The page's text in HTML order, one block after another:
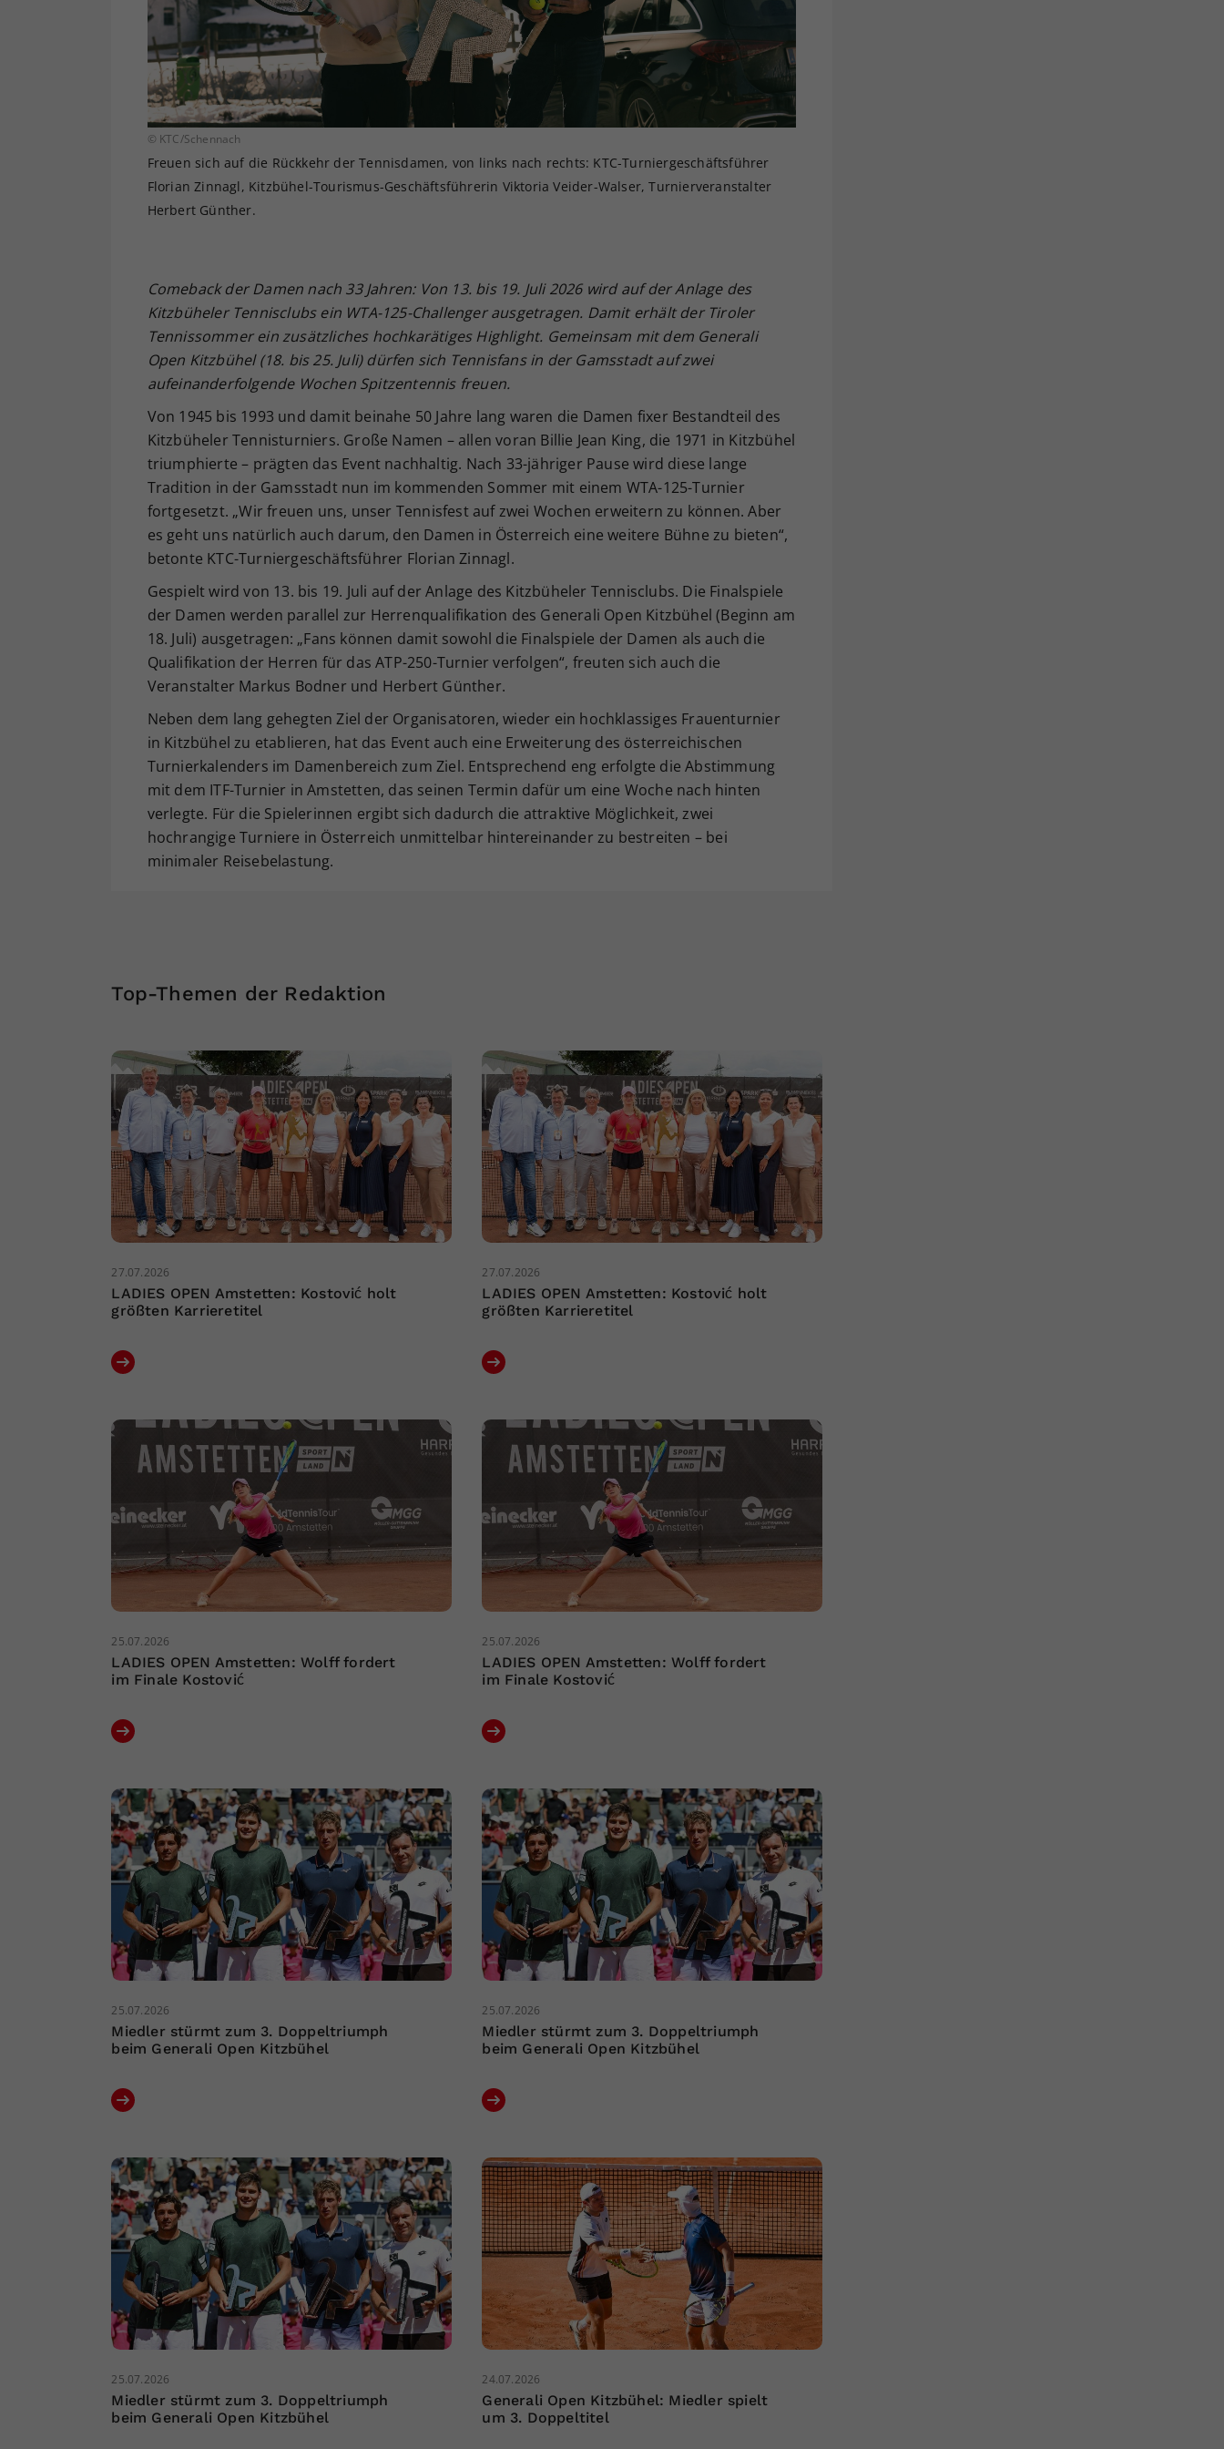
© KTC/Schennach
Freuen sich auf die Rückkehr der Tennisdamen, von links nach rechts: KTC-Turniergeschäftsführer
Florian Zinnagl, Kitzbühel-Tourismus-Geschäftsführerin Viktoria Veider-Walser, Turnierveranstalter
Herbert Günther.
Comeback der Damen nach 33 Jahren: Von 13. bis 19. Juli 2026 wird auf der Anlage des
Kitzbüheler Tennisclubs ein WTA-125-Challenger ausgetragen. Damit erhält der Tiroler
Tennissommer ein zusätzliches hochkarätiges Highlight. Gemeinsam mit dem Generali
Open Kitzbühel (18. bis 25. Juli) dürfen sich Tennisfans in der Gamsstadt auf zwei
aufeinanderfolgende Wochen Spitzentennis freuen.
Von 1945 bis 1993 und damit beinahe 50 Jahre lang waren die Damen fixer Bestandteil des
Kitzbüheler Tennisturniers. Große Namen – allen voran Billie Jean King, die 1971 in Kitzbühel
triumphierte – prägten das Event nachhaltig. Nach 33-jähriger Pause wird diese lange
Tradition in der Gamsstadt nun im kommenden Sommer mit einem WTA-125-Turnier
fortgesetzt. „Wir freuen uns, unser Tennisfest auf zwei Wochen erweitern zu können. Aber
es geht uns natürlich auch darum, den Damen in Österreich eine weitere Bühne zu bieten“,
betonte KTC-Turniergeschäftsführer Florian Zinnagl.
Gespielt wird von 13. bis 19. Juli auf der Anlage des Kitzbüheler Tennisclubs. Die Finalspiele
der Damen werden parallel zur Herrenqualifikation des Generali Open Kitzbühel (Beginn am
18. Juli) ausgetragen: „Fans können damit sowohl die Finalspiele der Damen als auch die
Qualifikation der Herren für das ATP-250-Turnier verfolgen“, freuten sich auch die
Veranstalter Markus Bodner und Herbert Günther.
Neben dem lang gehegten Ziel der Organisatoren, wieder ein hochklassiges Frauenturnier
in Kitzbühel zu etablieren, hat das Event auch eine Erweiterung des österreichischen
Turnierkalenders im Damenbereich zum Ziel. Entsprechend eng erfolgte die Abstimmung
mit dem ITF-Turnier in Amstetten, das seinen Termin dafür um eine Woche nach hinten
verlegte. Für die Spielerinnen ergibt sich dadurch die attraktive Möglichkeit, zwei
hochrangige Turniere in Österreich unmittelbar hintereinander zu bestreiten – bei
minimaler Reisebelastung.
Top-Themen der Redaktion
27.07.2026
LADIES OPEN Amstetten: Kostović holt
größten Karrieretitel
27.07.2026
LADIES OPEN Amstetten: Kostović holt
größten Karrieretitel
25.07.2026
LADIES OPEN Amstetten: Wolff fordert
im Finale Kostović
25.07.2026
LADIES OPEN Amstetten: Wolff fordert
im Finale Kostović
25.07.2026
Miedler stürmt zum 3. Doppeltriumph
beim Generali Open Kitzbühel
25.07.2026
Miedler stürmt zum 3. Doppeltriumph
beim Generali Open Kitzbühel
25.07.2026
Miedler stürmt zum 3. Doppeltriumph
beim Generali Open Kitzbühel
24.07.2026
Generali Open Kitzbühel: Miedler spielt
um 3. Doppeltitel
Ihrer vorgenommen Einstellungen, falls der
Webseiten-Betreiber dies eingestellt hat.